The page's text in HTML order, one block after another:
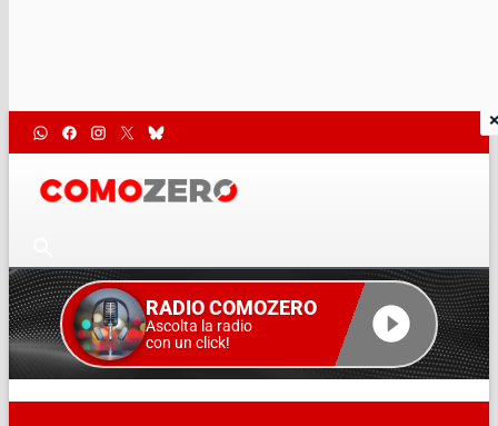
RADIO COMOZERO
Ascolta la radio
con un click!